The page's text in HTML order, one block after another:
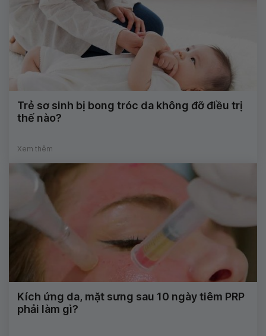
Trẻ sơ sinh bị bong tróc da không đỡ điều trị
thế nào?
Xem thêm
Kích ứng da, mặt sưng sau 10 ngày tiêm PRP
phải làm gì?